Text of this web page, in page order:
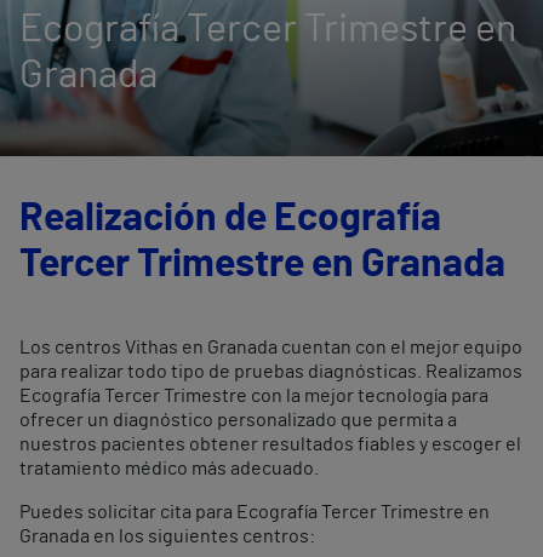
Ecografía Tercer Trimestre en
Granada
Realización de Ecografía
Tercer Trimestre en Granada
Los centros Vithas en Granada cuentan con el mejor equipo
para realizar todo tipo de pruebas diagnósticas. Realizamos
Ecografía Tercer Trimestre con la mejor tecnología para
ofrecer un diagnóstico personalizado que permita a
nuestros pacientes obtener resultados fiables y escoger el
tratamiento médico más adecuado.
Puedes solicitar cita para Ecografía Tercer Trimestre en
Granada en los siguientes centros: